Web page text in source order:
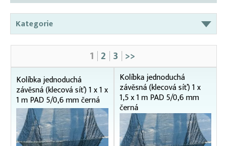
Kategorie
Čeřeny hospodářské
Kádě, kbelíky, vany
Kesery a saky na ryby
Kolíbky – klecové plovoucí odchovny
Kolíbky – krycí sítě na kolíbky
1 2 3 >>
Kolíbka jednoduchá
závěsná (klecová síť) 1 x 1 x
1 m PAD 5/0,6 mm černá
Kolíbka jednoduchá
závěsná (klecová síť) 1 x
1,5 x 1 m PAD 5/0,6 mm
černá